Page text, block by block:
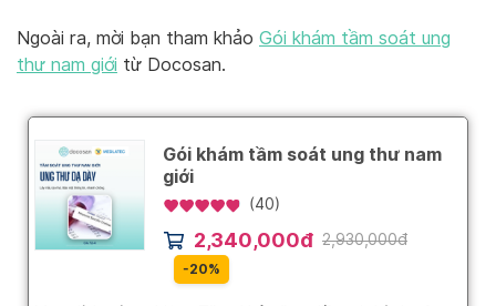
Ngoài ra, mời bạn tham khảo Gói khám tầm soát ung
thư nam giới từ Docosan.